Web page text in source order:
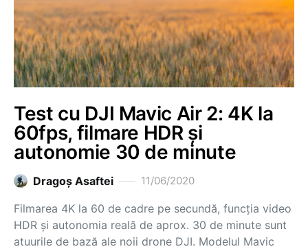
Test cu DJI Mavic Air 2: 4K la
60fps, filmare HDR și
autonomie 30 de minute
Dragoş Asaftei 11/06/2020
Filmarea 4K la 60 de cadre pe secundă, funcția video
HDR și autonomia reală de aprox. 30 de minute sunt
atuurile de bază ale noii drone DJI. Modelul Mavic